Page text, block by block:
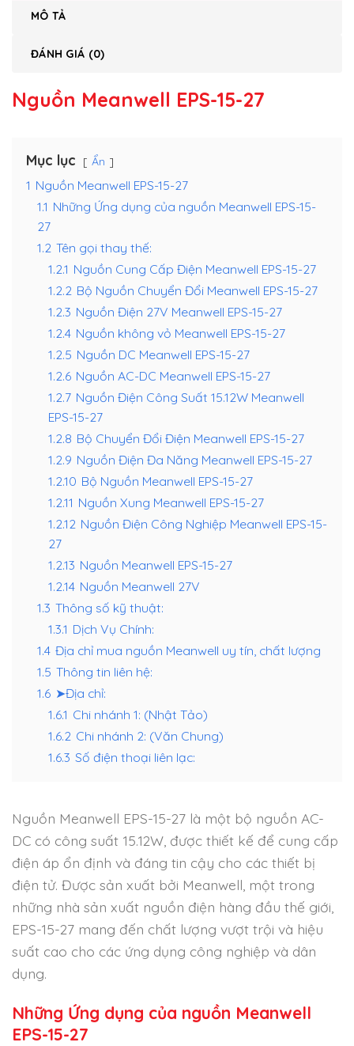
MÔ TẢ
ĐÁNH GIÁ (0)
Nguồn Meanwell EPS-15-27
Mục lục Ẩn
1 Nguồn Meanwell EPS-15-27
1.1 Những Ứng dụng của nguồn Meanwell EPS-15-
27
1.2 Tên gọi thay thế:
1.2.1 Nguồn Cung Cấp Điện Meanwell EPS-15-27
1.2.2 Bộ Nguồn Chuyển Đổi Meanwell EPS-15-27
1.2.3 Nguồn Điện 27V Meanwell EPS-15-27
1.2.4 Nguồn không vỏ Meanwell EPS-15-27
1.2.5 Nguồn DC Meanwell EPS-15-27
1.2.6 Nguồn AC-DC Meanwell EPS-15-27
1.2.7 Nguồn Điện Công Suất 15.12W Meanwell
EPS-15-27
1.2.8 Bộ Chuyển Đổi Điện Meanwell EPS-15-27
1.2.9 Nguồn Điện Đa Năng Meanwell EPS-15-27
1.2.10 Bộ Nguồn Meanwell EPS-15-27
1.2.11 Nguồn Xung Meanwell EPS-15-27
1.2.12 Nguồn Điện Công Nghiệp Meanwell EPS-15-
27
1.2.13 Nguồn Meanwell EPS-15-27
1.2.14 Nguồn Meanwell 27V
1.3 Thông số kỹ thuật:
1.3.1 Dịch Vụ Chính:
1.4 Địa chỉ mua nguồn Meanwell uy tín, chất lượng
1.5 Thông tin liên hệ:
1.6 ➤Địa chỉ:
1.6.1 Chi nhánh 1: (Nhật Tảo)
1.6.2 Chi nhánh 2: (Văn Chung)
1.6.3 Số điện thoại liên lạc:
Nguồn Meanwell EPS-15-27 là một bộ nguồn AC-
DC có công suất 15.12W, được thiết kế để cung cấp
điện áp ổn định và đáng tin cậy cho các thiết bị
điện tử. Được sản xuất bởi Meanwell, một trong
những nhà sản xuất nguồn điện hàng đầu thế giới,
EPS-15-27 mang đến chất lượng vượt trội và hiệu
suất cao cho các ứng dụng công nghiệp và dân
dụng.
Những Ứng dụng của nguồn Meanwell
EPS-15-27